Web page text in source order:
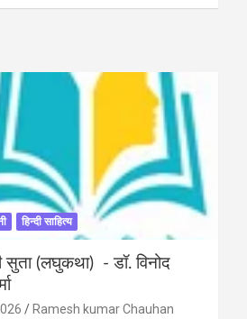
हिन्दी साहित्य
सुता (लघुकथा) ​- डॉ. विनोद
Ramesh kumar Chauhan